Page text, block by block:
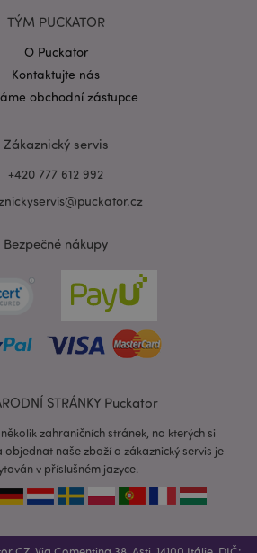
TÝM PUCKATOR
O Puckator
Kontaktujte nás
obchodní zástupce
Zákaznický servis
+420 777 612 992
Bezpečné nákupy
STRÁNKY Puckator
zahraničních stránek, na kterých si
naše zboží a zákaznický servis je
v příslušném jazyce.
Adobe Inc.
Adobe Inc.
www.puckator.cz
PHP.net 1